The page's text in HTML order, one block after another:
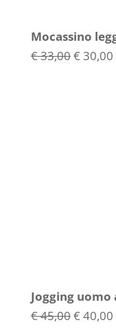
Mocassino
€33,00Il
€ 30,00Il
Jogging uomo
€45,00Il
€ 40,00Il